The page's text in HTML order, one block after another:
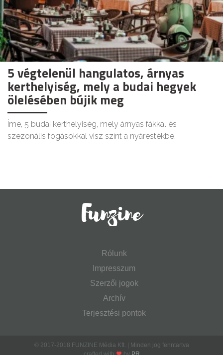
5 végtelenül hangulatos, árnyas
kerthelyiség, mely a budai hegyek
ölelésében bújik meg
Íme, 5 budai kerthelyiség, mely árnyas fákkal és
szezonális fogásokkal visz színt a nyárestékbe.
Rólunk
Impresszum
Szerzői jogok
Archív
Terjesztési pontok
© 2017-2018 FUNZINE Média Kft. | Minden jog fenntartva